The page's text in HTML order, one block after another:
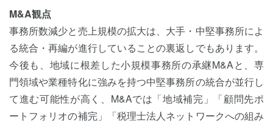
M&A観点
事務所数減少と売上規模の拡大は、大手・中堅事務所によ
る統合・再編が進行していることの裏返しでもあります。
今後も、地域に根差した小規模事務所の承継M&Aと、専
門領域や業種特化に強みを持つ中堅事務所の統合が並行し
て進む可能性が高く、M&Aでは「地域補完」「顧問先ポ
ートフォリオの補完」「税理士法人ネットワークへの組み